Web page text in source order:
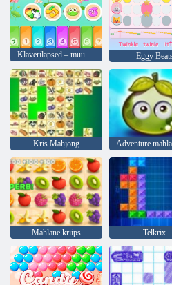
Klaverilapsed – muusika ja laulud Eggy
Kris Mahjong
Mahlane kriips Telkrix